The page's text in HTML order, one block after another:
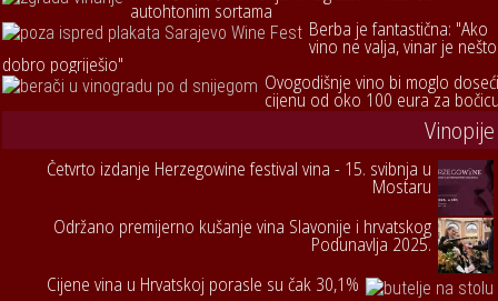
autohtonim sortama
Berba je fantastična: "Ako
vino ne valja, vinar je nešto
dobro pogriješio"
Ovogodišnje vino bi moglo
cijenu od oko 100 eura za
Vinopije
Četvrto izdanje Herzegowine festival vina - 15. svibnja u
Mostaru
Održano premijerno kušanje vina Slavonije i hrvatskog
Podunavlja 2025.
Cijene vina u Hrvatskoj porasle su čak 30,1%